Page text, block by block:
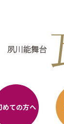
めての方へ